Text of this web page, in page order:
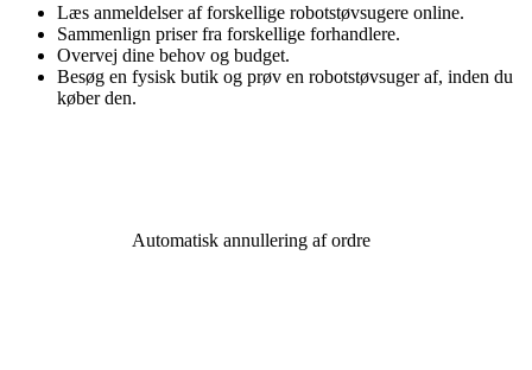
Læs anmeldelser af forskellige robotstøvsugere online.
Sammenlign priser fra forskellige forhandlere.
Overvej dine behov og budget.
Besøg en fysisk butik og prøv en robotstøvsuger af, inden du
køber den.
Automatisk annullering af ordre